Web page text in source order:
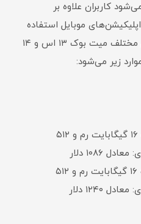
کاربران علاوه بر
موبایل استفاده
کنند. در انتها به قیمت مدل‌های مختلف میت بوک ۱۳ اس و ۱۴
زیر می‌شود:
پردازنده‌ی i5-11300H به همراه ۱۶ گیگابایت رم و ۵۱۲
۱۰۸۶ دلار
پردازنده‌ی i7-11370H به همراه ۱۶ گیگابایت رم و ۵۱۲
۱۲۴۰ دلار